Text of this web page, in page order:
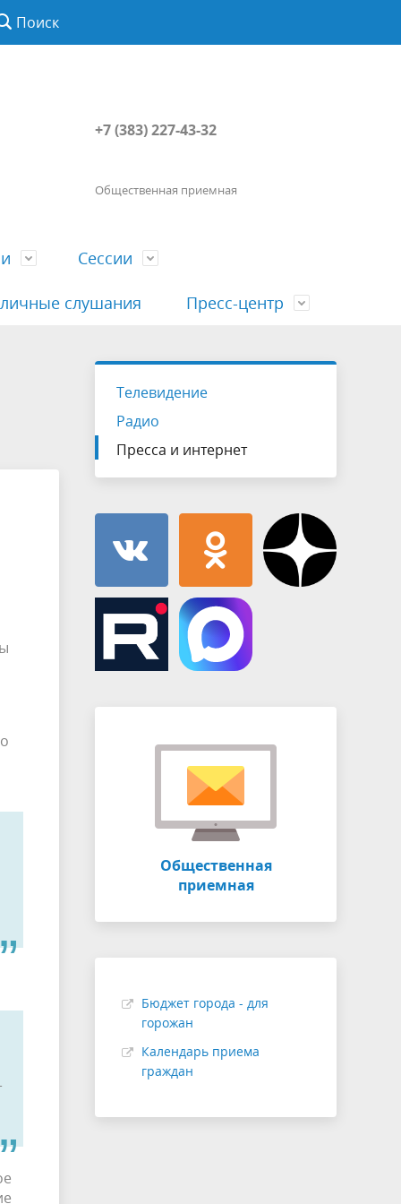
Поиск
+7 (383) 227-43-32
Общественная приемная
История
Муниципальная служба
Объявления
Сессии
Порядок посещения сессии
гражданами
Сведения о доходах, расходах, об
имуществе, обязательствах
имущественного характера
Информационные материалы
слушания Пресс-центр
Наша "Прямая линия"
Телевидение
Радио
Пресса и интернет
Общественная
приемная
Бюджет города - для
горожан
Календарь приема
граждан